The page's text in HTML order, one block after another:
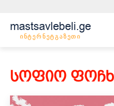
mastsavlebeli.ge
ინტერნეტგაზეთი
სოფიო